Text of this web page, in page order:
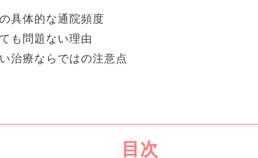
具体的な通院頻度
も問題ない理由
治療ならではの注意点
目次